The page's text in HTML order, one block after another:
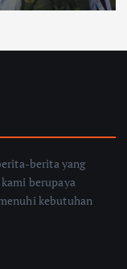
berita yang
berupaya
kebutuhan